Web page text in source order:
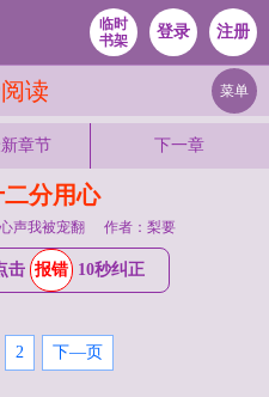
临时
书架
登录 注册
读 菜单
章节 下一章
分用心
声我被宠翻 作者：梨要
击 报错 10秒纠正
2 下—页